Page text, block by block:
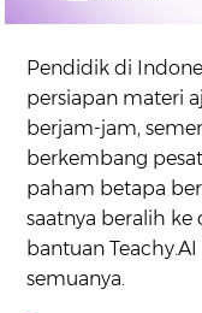
Pendidik di
persiapan materi
berjam-jam,
berkembang
paham betapa
saatnya beralih ke
bantuan
semuanya.